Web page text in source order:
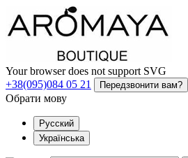
Your browser does not support SVG
+38(095)084 05 21
Передзвонити вам?
Обрати мову
Русский
Українська